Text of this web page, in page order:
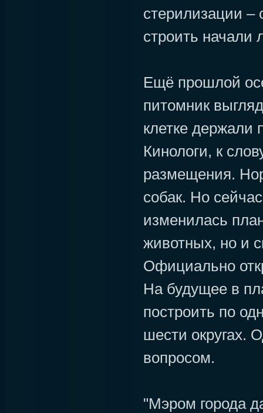
стерилизации –
строить начали
Ещё прошлой
питомник
клетке держали
Кинологи, к
размещения.
собак. Но
изменилась
животных, но и
Официально
На будущее в
построить по
шести округах.
вопросом.
"Мэром города